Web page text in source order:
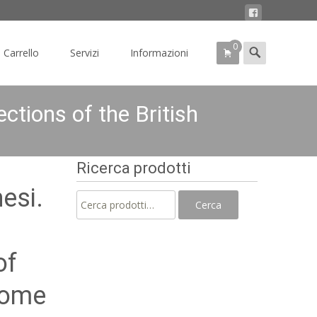
Carrello Servizi Informazioni 0
Search
for:
of the British
Ricerca prodotti
Cerca: Cerca